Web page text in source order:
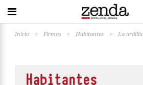
Inicio > Firmas > Habitantes > La ardilla
Habitantes